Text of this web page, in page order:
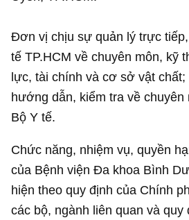
Đơn vị chịu sự quản lý trực
tế TP.HCM về chuyên môn, kỹ
lực, tài chính và cơ sở vật
hướng dẫn, kiểm tra về chuyên
Bộ Y tế.
Chức năng, nhiệm vụ, quyền
của Bệnh viện Đa khoa Bình
hiện theo quy định của Chính
các bộ, ngành liên quan và quy